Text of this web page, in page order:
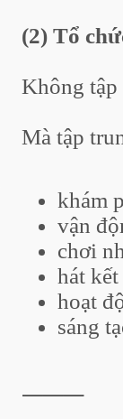
(2) Tổ
Không tập
Mà tập
khám
vận
chơi
hát
hoạt
sáng
⸻